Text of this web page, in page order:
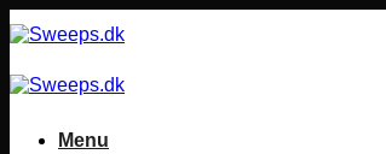
til
Menu